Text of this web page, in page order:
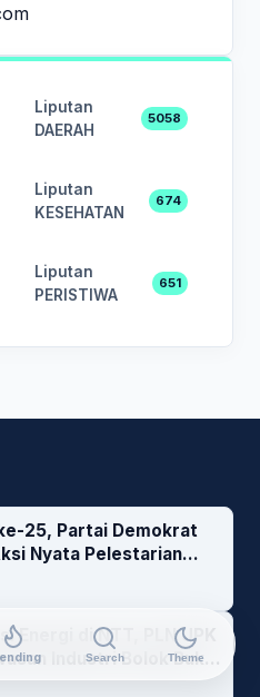
Liputan
DAERAH
5058
Liputan
KESEHATAN
674
Liputan
PERISTIWA
651
25, Partai Demokrat
Nyata Pelestarian
Energi di NTT, PLN UPK
Industri Bolok Buka
Woodchip untuk
Search Theme